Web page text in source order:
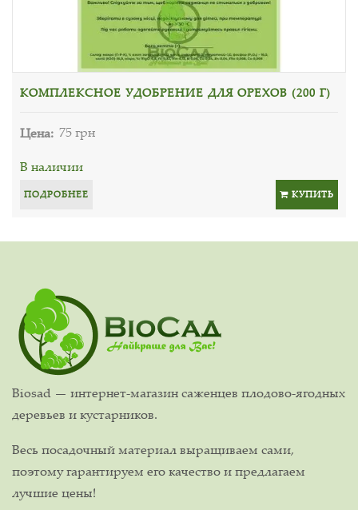
КОМПЛЕКСНОЕ УДОБРЕНИЕ ДЛЯ ОРЕХОВ (200 Г)
Цена: 75 грн
В наличии
ПОДРОБНЕЕ КУПИТЬ
Biosad — интернет-магазин саженцев плодово-ягодных
деревьев и кустарников.
Весь посадочный материал выращиваем сами,
поэтому гарантируем его качество и предлагаем
лучшие цены!